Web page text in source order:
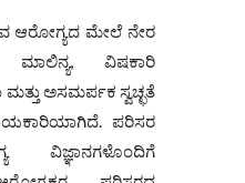
ಆರೋಗ್ಯದ ಮೇಲೆ ನೇರ
ಮಾಲಿನ್ಯ, ವಿಷಕಾರಿ
ಮತ್ತು ಅಸಮರ್ಪಕ ಸ್ವಚ್ಛತೆ
ಪರಿಸರ
ವಿಜ್ಞಾನಗಳೊಂದಿಗೆ